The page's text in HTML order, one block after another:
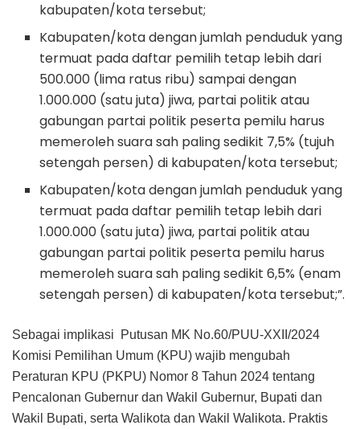
kabupaten/kota tersebut;
Kabupaten/kota dengan jumlah penduduk yang
termuat pada daftar pemilih tetap lebih dari
500.000 (lima ratus ribu) sampai dengan
1.000.000 (satu juta) jiwa, partai politik atau
gabungan partai politik peserta pemilu harus
memeroleh suara sah paling sedikit 7,5% (tujuh
setengah persen) di kabupaten/kota tersebut;
Kabupaten/kota dengan jumlah penduduk yang
termuat pada daftar pemilih tetap lebih dari
1.000.000 (satu juta) jiwa, partai politik atau
gabungan partai politik peserta pemilu harus
memeroleh suara sah paling sedikit 6,5% (enam
setengah persen) di kabupaten/kota tersebut;”.
Sebagai implikasi Putusan MK No.60/PUU-XXII/2024
Komisi Pemilihan Umum (KPU) wajib mengubah
Peraturan KPU (PKPU) Nomor 8 Tahun 2024 tentang
Pencalonan Gubernur dan Wakil Gubernur, Bupati dan
Wakil Bupati, serta Walikota dan Wakil Walikota. Praktis